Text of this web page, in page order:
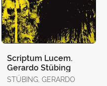
Scriptum Lucem.
Gerardo Stübing
STÜBING, GERARDO